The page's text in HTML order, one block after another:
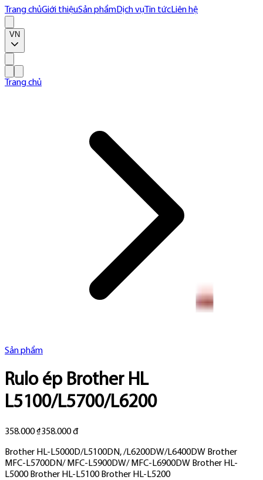
Trang chủGiới thiệuSản phẩmDịch vụ Tin tứcLiên hệ
VN
Trang chủ
Sản phẩm
Rulo ép Brother HL
L5100/L5700/L6200
358.000 ₫358.000 đ
Brother HL-L5000D/L5100DN, /L6200DW/L6400DW Brother
MFC-L5700DN/ MFC-L5900DW/ MFC-L6900DW Brother HL-
L5000 Brother HL-L5100 Brother HL-L5200